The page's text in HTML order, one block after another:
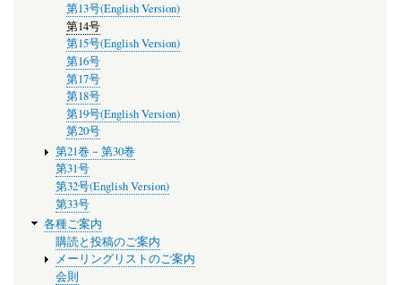
第13号(English Version)
第14号
第15号(English Version)
第16号
第17号
第18号
第19号(English Version)
第20号
第21巻－第30巻
第31号
第32号(English Version)
第33号
各種ご案内
購読と投稿のご案内
メーリングリストのご案内
会則